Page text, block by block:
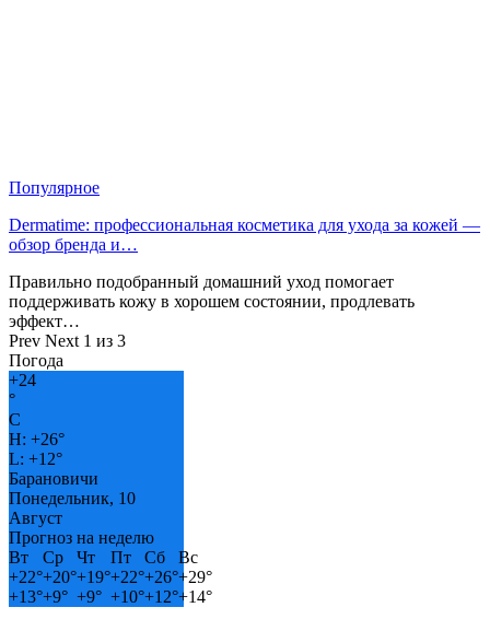
Популярное
Dermatime: профессиональная косметика для ухода за кожей —
обзор бренда и…
Правильно подобранный домашний уход помогает
поддерживать кожу в хорошем состоянии, продлевать
эффект…
Prev Next 1 из 3
Погода
+24
°
C
H: +26°
L: +12°
Барановичи
Понедельник, 10
Август
Прогноз на неделю
Вт
Ср Чт Пт Сб
Вс
+22°+20°+19°+22°+26°+29°
+13°+9° +9° +10°+12°+14°